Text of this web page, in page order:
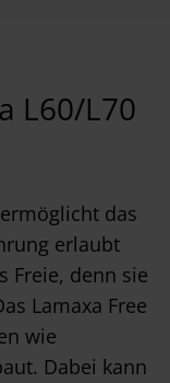
L60/L70
das
erlaubt
Freie, denn sie
Lamaxa Free
wie
Dabei kann